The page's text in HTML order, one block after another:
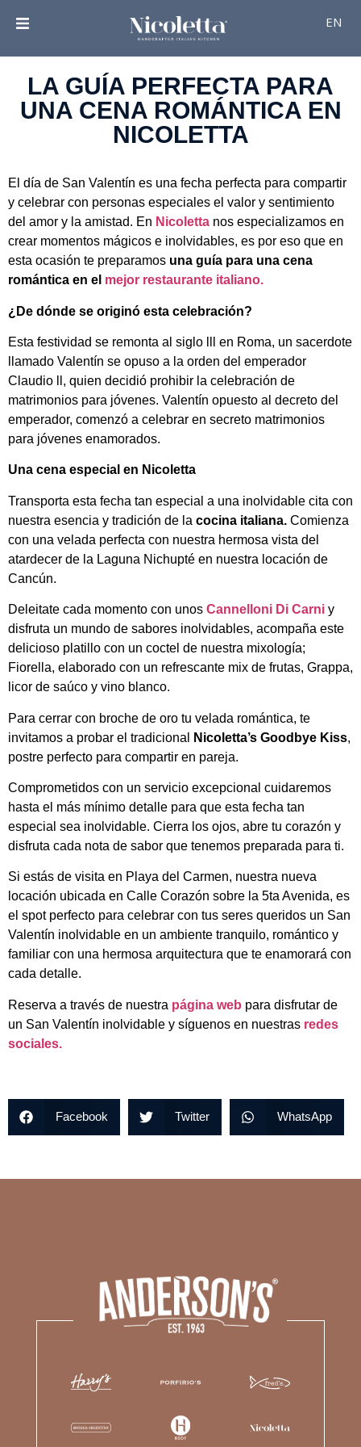
EN
LA GUÍA PERFECTA PARA
UNA CENA ROMÁNTICA EN
NICOLETTA
El día de San Valentín es una fecha perfecta para compartir
y celebrar con personas especiales el valor y sentimiento
del amor y la amistad. En Nicoletta nos especializamos en
crear momentos mágicos e inolvidables, es por eso que en
esta ocasión te preparamos una guía para una cena
romántica en el mejor restaurante italiano.
¿De dónde se originó esta celebración?
Esta festividad se remonta al siglo lll en Roma, un sacerdote
llamado Valentín se opuso a la orden del emperador
Claudio ll, quien decidió prohibir la celebración de
matrimonios para jóvenes. Valentín opuesto al decreto del
emperador, comenzó a celebrar en secreto matrimonios
para jóvenes enamorados.
Una cena especial en Nicoletta
Transporta esta fecha tan especial a una inolvidable cita con
nuestra esencia y tradición de la cocina italiana. Comienza
con una velada perfecta con nuestra hermosa vista del
atardecer de la Laguna Nichupté en nuestra locación de
Cancún.
Deleitate cada momento con unos Cannelloni Di Carni y
disfruta un mundo de sabores inolvidables, acompaña este
delicioso platillo con un coctel de nuestra mixología;
Fiorella, elaborado con un refrescante mix de frutas, Grappa,
licor de saúco y vino blanco.
Para cerrar con broche de oro tu velada romántica, te
invitamos a probar el tradicional
Nicoletta’s Goodbye Kiss,
postre perfecto para compartir en pareja.
Comprometidos con un servicio excepcional cuidaremos
hasta el más mínimo detalle para que esta fecha tan
especial sea inolvidable. Cierra los ojos, abre tu corazón y
disfruta cada nota de sabor que tenemos preparada para ti.
Si estás de visita en Playa del Carmen, nuestra nueva
locación ubicada en Calle Corazón sobre la 5ta Avenida, es
el spot perfecto para celebrar con tus seres queridos un San
Valentín inolvidable en un ambiente tranquilo, romántico y
familiar con una hermosa arquitectura que te enamorará con
cada detalle.
Reserva a través de nuestra página web para disfrutar de
un San Valentín inolvidable y síguenos en nuestras redes
sociales.
Facebook Twitter WhatsApp